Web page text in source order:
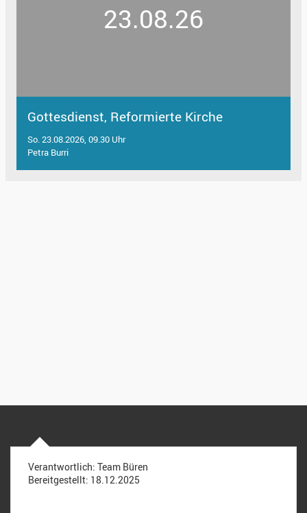
23.08.26
Gottesdienst, Reformierte Kirche
So. 23.08.2026, 09.30 Uhr
Petra Burri
Verantwortlich: Team Büren
Bereitgestellt: 18.12.2025